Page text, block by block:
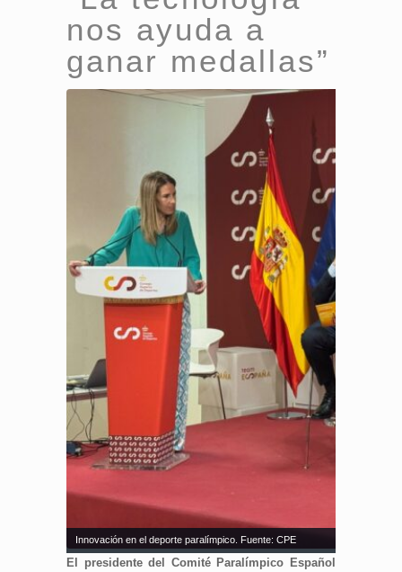
nos ayuda a
ganar medallas”
Innovación en el deporte paralímpico. Fuente: CPE
El presidente del Comité Paralímpico Español